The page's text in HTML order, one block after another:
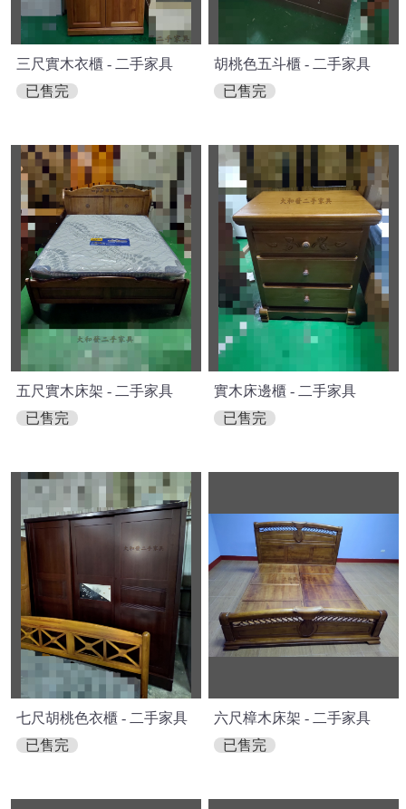
三尺實木衣櫃 - 二手家具
已售完
胡桃色五斗櫃 - 二手家具
已售完
五尺實木床架 - 二手家具
已售完
實木床邊櫃 - 二手家具
已售完
七尺胡桃色衣櫃 - 二手家具
已售完
六尺樟木床架 - 二手家具
已售完